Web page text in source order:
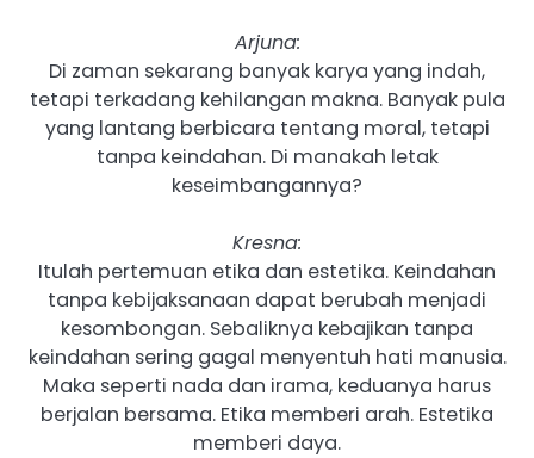
Arjuna:
Di zaman sekarang banyak karya yang indah,
tetapi terkadang kehilangan makna. Banyak pula
yang lantang berbicara tentang moral, tetapi
tanpa keindahan. Di manakah letak
keseimbangannya?
Kresna:
Itulah pertemuan etika dan estetika. Keindahan
tanpa kebijaksanaan dapat berubah menjadi
kesombongan. Sebaliknya kebajikan tanpa
keindahan sering gagal menyentuh hati manusia.
Maka seperti nada dan irama, keduanya harus
berjalan bersama. Etika memberi arah. Estetika
memberi daya.